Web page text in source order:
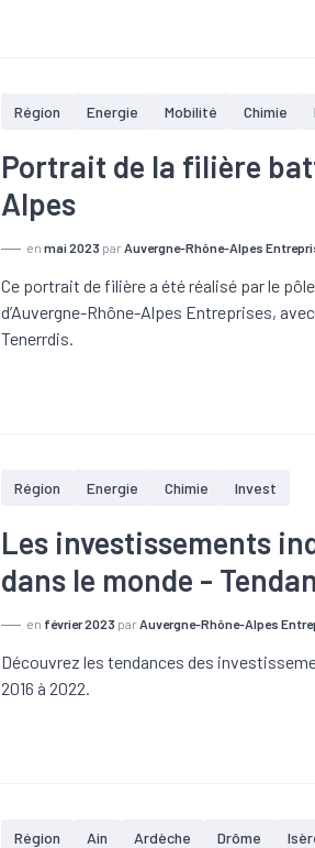
Région Energie Mobilité Chimie
Portrait de la filière
Alpes
enmai 2023 parAuvergne-Rhône-Alpes
Ce portrait de filière a été réalisé par le
d’Auvergne-Rhône-Alpes Entreprises,
Tenerrdis.
Région Energie Chimie Invest
Les investissements
dans le monde -
en février 2023 parAuvergne-Rhône-Alpes
Découvrez les tendances des
2016 à 2022.
Région Ain Ardèche Drôme